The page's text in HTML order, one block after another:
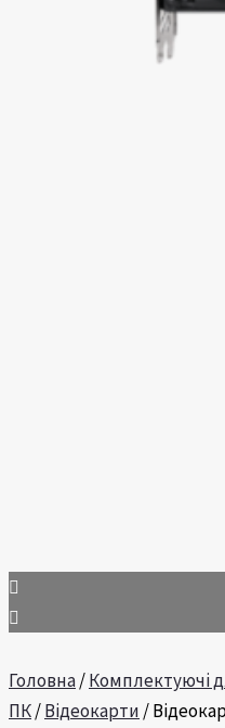
Головна/Комплектуючі
ПК/Відеокарти /